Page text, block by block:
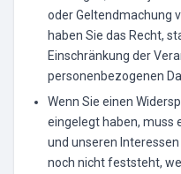
oder Geltendmachung
haben Sie das Recht,
Einschränkung der
personenbezogenen
Wenn Sie einen
eingelegt haben, muss
und unseren
noch nicht feststeht,